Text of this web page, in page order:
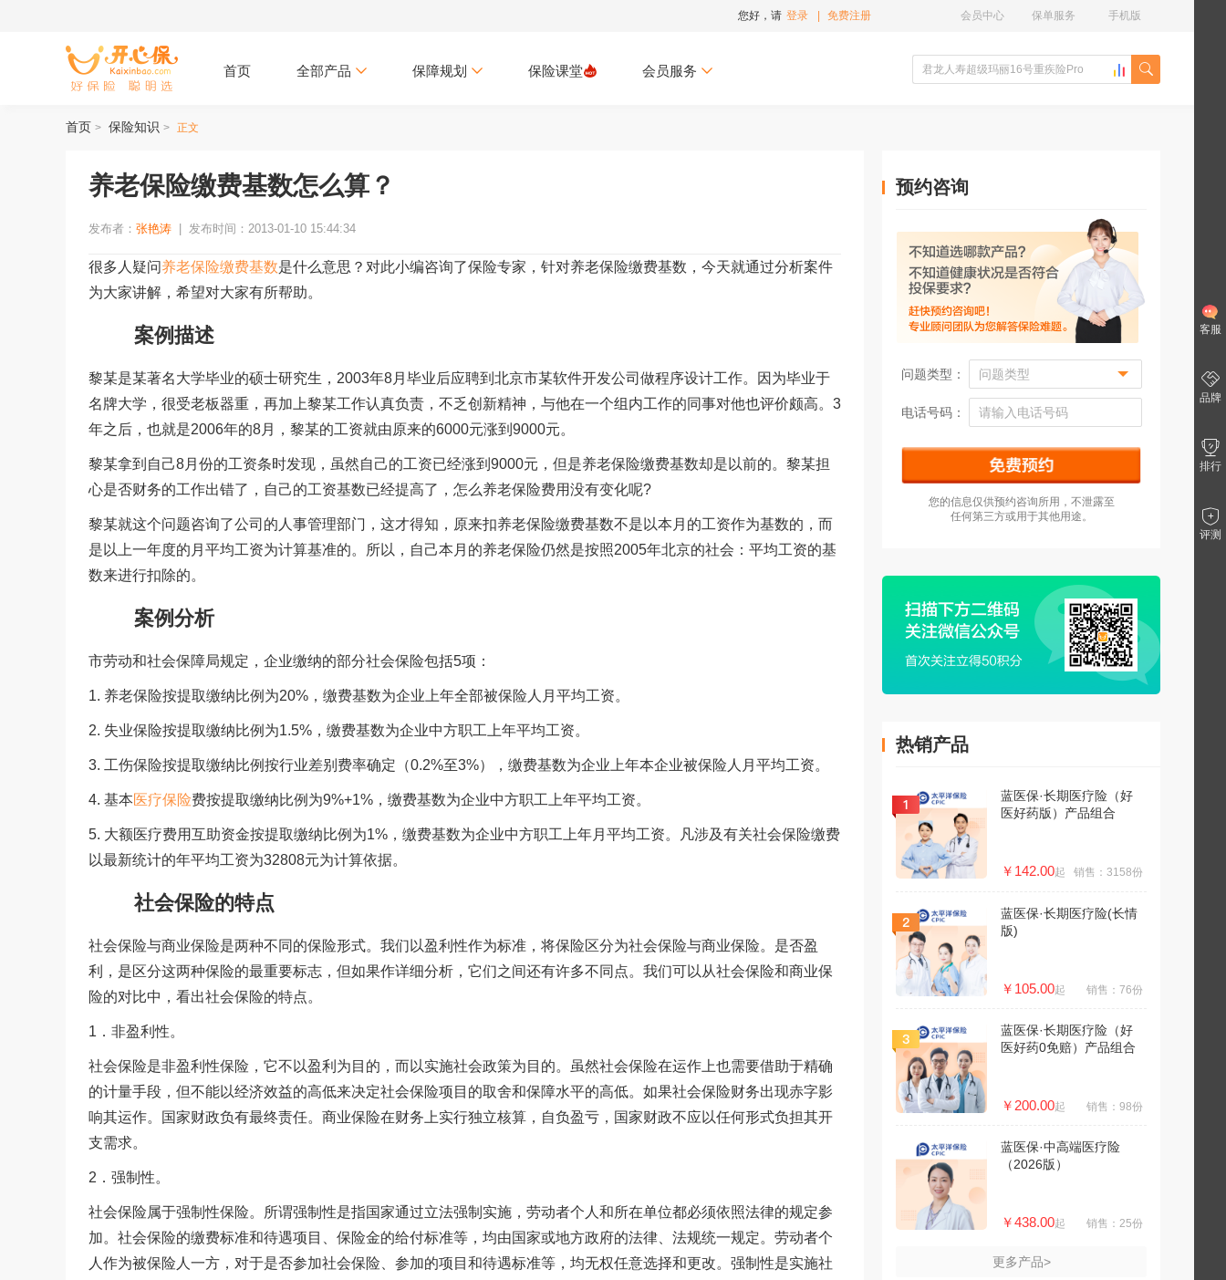
您好，请 登录 免费注册 手机版
保单服务
会员中心
首页 全部产品 保障规划 保险课堂 会员服务
首页 > 保险知识 > 正文
养老保险缴费基数怎么算？
发布者： 张艳涛 发布时间：2013-01-10 15:44:34
很多人疑问养老保险缴费基数是什么意思？对此小编咨询了保险专家，针对养老保险缴费基数，今天就通过分析案件
为大家讲解，希望对大家有所帮助。
案例描述
黎某是某著名大学毕业的硕士研究生，2003年8月毕业后应聘到北京市某软件开发公司做程序设计工作。因为毕业于
名牌大学，很受老板器重，再加上黎某工作认真负责，不乏创新精神，与他在一个组内工作的同事对他也评价颇高。3
年之后，也就是2006年的8月，黎某的工资就由原来的6000元涨到9000元。
黎某拿到自己8月份的工资条时发现，虽然自己的工资已经涨到9000元，但是养老保险缴费基数却是以前的。黎某担
心是否财务的工作出错了，自己的工资基数已经提高了，怎么养老保险费用没有变化呢?
黎某就这个问题咨询了公司的人事管理部门，这才得知，原来扣养老保险缴费基数不是以本月的工资作为基数的，而
是以上一年度的月平均工资为计算基准的。所以，自己本月的养老保险仍然是按照2005年北京的社会：平均工资的基
数来进行扣除的。
案例分析
市劳动和社会保障局规定，企业缴纳的部分社会保险包括5项：
1. 养老保险按提取缴纳比例为20%，缴费基数为企业上年全部被保险人月平均工资。
2. 失业保险按提取缴纳比例为1.5%，缴费基数为企业中方职工上年平均工资。
3. 工伤保险按提取缴纳比例按行业差别费率确定（0.2%至3%），缴费基数为企业上年本企业被保险人月平均工资。
4. 基本医疗保险费按提取缴纳比例为9%+1%，缴费基数为企业中方职工上年平均工资。
5. 大额医疗费用互助资金按提取缴纳比例为1%，缴费基数为企业中方职工上年月平均工资。凡涉及有关社会保险缴费
以最新统计的年平均工资为32808元为计算依据。
社会保险的特点
社会保险与商业保险是两种不同的保险形式。我们以盈利性作为标准，将保险区分为社会保险与商业保险。是否盈
利，是区分这两种保险的最重要标志，但如果作详细分析，它们之间还有许多不同点。我们可以从社会保险和商业保
险的对比中，看出社会保险的特点。
1．非盈利性。
社会保险是非盈利性保险，它不以盈利为目的，而以实施社会政策为目的。虽然社会保险在运作上也需要借助于精确
的计量手段，但不能以经济效益的高低来决定社会保险项目的取舍和保障水平的高低。如果社会保险财务出现赤字影
响其运作。国家财政负有最终责任。商业保险在财务上实行独立核算，自负盈亏，国家财政不应以任何形式负担其开
支需求。
2．强制性。
社会保险属于强制性保险。所谓强制性是指国家通过立法强制实施，劳动者个人和所在单位都必须依照法律的规定参
加。社会保险的缴费标准和待遇项目、保险金的给付标准等，均由国家或地方政府的法律、法规统一规定。劳动者个
人作为被保险人一方，对于是否参加社会保险、参加的项目和待遇标准等，均无权任意选择和更改。强制性是实施社
预约咨询
问题类型：
电话号码：
您的信息仅供预约咨询所用，不泄露至
任何第三方或用于其他用途。
热销产品
蓝医保·长期医疗险（好
医好药版）产品组合
￥142.00起 销售：3158份
蓝医保·长期医疗险(长情
版)
￥105.00起 销售：76份
蓝医保·长期医疗险（好
医好药0免赔）产品组合
￥200.00起 销售：98份
蓝医保·中高端医疗险
（2026版）
￥438.00起 销售：25份
更多产品>
客服
品牌
排行
评测